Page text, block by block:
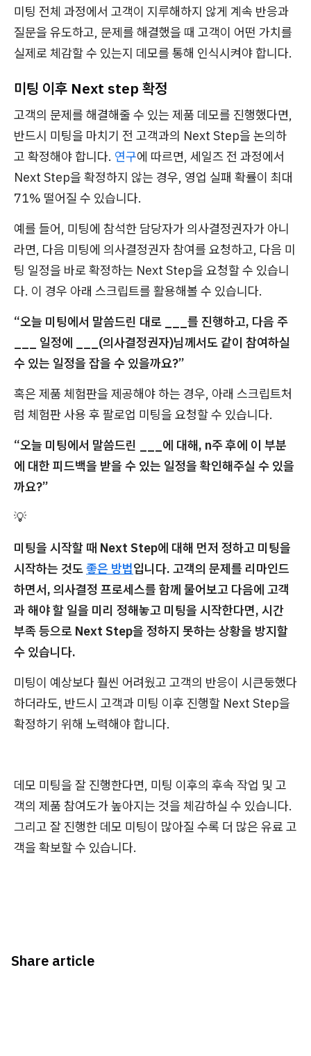
미팅 전체 과정에서 고객이 지루해하지 않게 계속 반응과
질문을 유도하고, 문제를 해결했을 때 고객이 어떤 가치를
실제로 체감할 수 있는지 데모를 통해 인식시켜야 합니다.
미팅 이후 Next step 확정
고객의 문제를 해결해줄 수 있는 제품 데모를 진행했다면,
반드시 미팅을 마치기 전 고객과의 Next Step을 논의하
고 확정해야 합니다. 연구에 따르면, 세일즈 전 과정에서
Next Step을 확정하지 않는 경우, 영업 실패 확률이 최대
71% 떨어질 수 있습니다.
예를 들어, 미팅에 참석한 담당자가 의사결정권자가 아니
라면, 다음 미팅에 의사결정권자 참여를 요청하고, 다음 미
팅 일정을 바로 확정하는 Next Step을 요청할 수 있습니
다. 이 경우 아래 스크립트를 활용해볼 수 있습니다.
“오늘 미팅에서 말씀드린 대로 ___를 진행하고, 다음 주
___ 일정에 ___(의사결정권자)님께서도 같이 참여하실
수 있는 일정을 잡을 수 있을까요?”
혹은 제품 체험판을 제공해야 하는 경우, 아래 스크립트처
럼 체험판 사용 후 팔로업 미팅을 요청할 수 있습니다.
“오늘 미팅에서 말씀드린 ___에 대해, n주 후에 이 부분
에 대한 피드백을 받을 수 있는 일정을 확인해주실 수 있을
까요?”
💡
미팅을 시작할 때 Next Step에 대해 먼저 정하고 미팅을
시작하는 것도좋은 방법입니다. 고객의 문제를 리마인드
하면서, 의사결정 프로세스를 함께 물어보고 다음에 고객
과 해야 할 일을 미리 정해놓고 미팅을 시작한다면, 시간
부족 등으로 Next Step을 정하지 못하는 상황을 방지할
수 있습니다.
미팅이 예상보다 훨씬 어려웠고 고객의 반응이 시큰둥했다
하더라도, 반드시 고객과 미팅 이후 진행할 Next Step을
확정하기 위해 노력해야 합니다.
데모 미팅을 잘 진행한다면, 미팅 이후의 후속 작업 및 고
객의 제품 참여도가 높아지는 것을 체감하실 수 있습니다.
그리고 잘 진행한 데모 미팅이 많아질 수록 더 많은 유료 고
객을 확보할 수 있습니다.
Share article